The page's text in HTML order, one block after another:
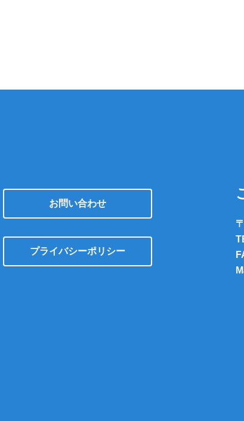
お問い合わせ
プライバシーポリシー